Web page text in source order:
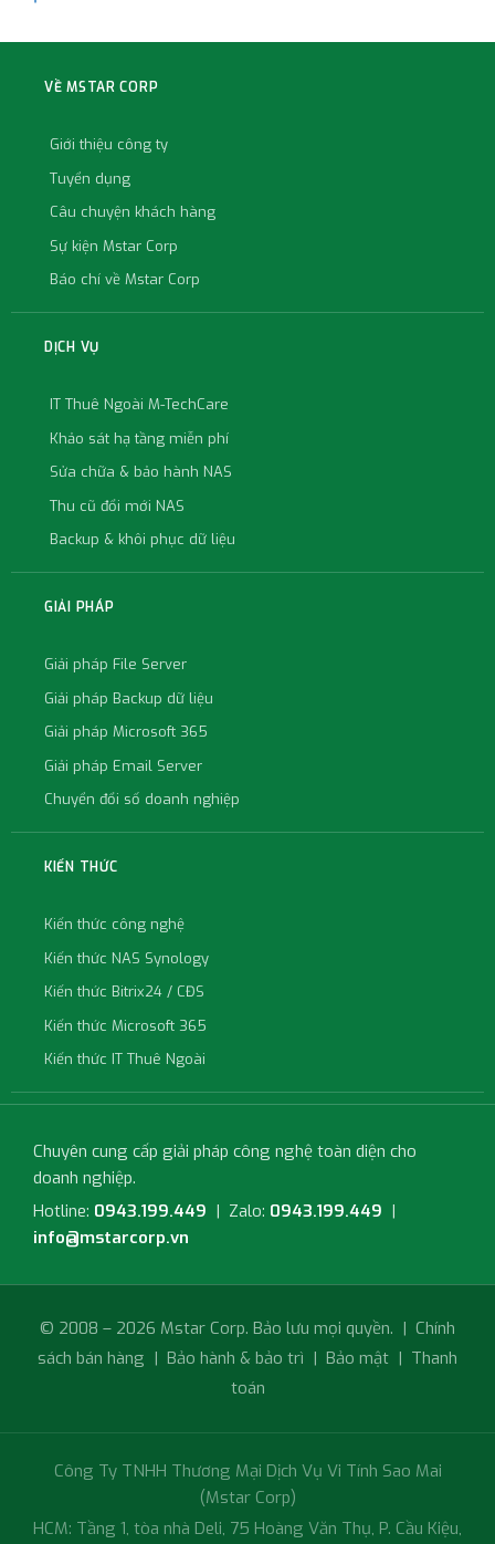
VỀ MSTAR CORP
Giới thiệu công ty
Tuyển dụng
Câu chuyện khách hàng
Sự kiện Mstar Corp
Báo chí về Mstar Corp
DỊCH VỤ
IT Thuê Ngoài M-TechCare
Khảo sát hạ tầng miễn phí
Sửa chữa & bảo hành NAS
Thu cũ đổi mới NAS
Backup & khôi phục dữ liệu
GIẢI PHÁP
Giải pháp File Server
Giải pháp Backup dữ liệu
Giải pháp Microsoft 365
Giải pháp Email Server
Chuyển đổi số doanh nghiệp
KIẾN THỨC
Kiến thức công nghệ
Kiến thức NAS Synology
Kiến thức Bitrix24 / CĐS
Kiến thức Microsoft 365
Kiến thức IT Thuê Ngoài
Chuyên cung cấp giải pháp công nghệ toàn diện cho
doanh nghiệp.
Hotline: 0943.199.449 | Zalo: 0943.199.449 |
info@mstarcorp.vn
© 2008 – 2026 Mstar Corp. Bảo lưu mọi quyền. | Chính
sách bán hàng | Bảo hành & bảo trì | Bảo mật | Thanh
toán
Công Ty TNHH Thương Mại Dịch Vụ Vi Tính Sao Mai
(Mstar Corp)
HCM: Tầng 1, tòa nhà Deli, 75 Hoàng Văn Thụ, P. Cầu Kiệu,